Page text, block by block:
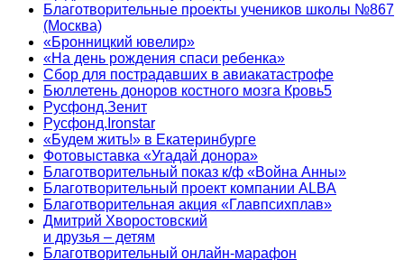
Благотворительные проекты учеников школы №867
(Москва)
«Бронницкий ювелир»
«На день рождения спаси ребенка»
Сбор для пострадавших в авиакатастрофе
Бюллетень доноров костного мозга Кровь5
Русфонд.Зенит
Русфонд.Ironstar
«Будем жить!» в Екатеринбурге
Фотовыставка «Угадай донора»
Благотворительный показ к/ф «Война Анны»
Благотворительный проект компании ALBA
Благотворительная акция «Главпсихплав»
Дмитрий Хворостовский
и друзья – детям
Благотворительный онлайн‑марафон